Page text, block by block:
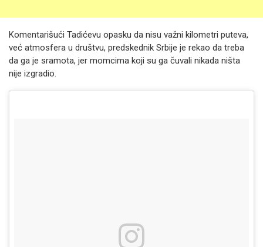
Komentarišući Tadićevu opasku da nisu važni kilometri puteva,
već atmosfera u društvu, predskednik Srbije je rekao da treba
da ga je sramota, jer momcima koji su ga čuvali nikada ništa
nije izgradio.